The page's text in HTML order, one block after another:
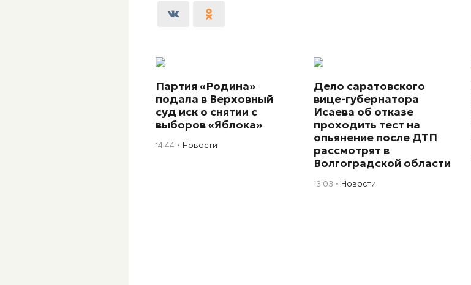
Партия «Родина»
подала в Верховный
суд иск о снятии с
выборов «Яблока»
14:44 Новости
Дело саратовского
вице-губернатора
Исаева об отказе
проходить тест на
опьянение после ДТП
рассмотрят в
Волгоградской области
13:03 Новости